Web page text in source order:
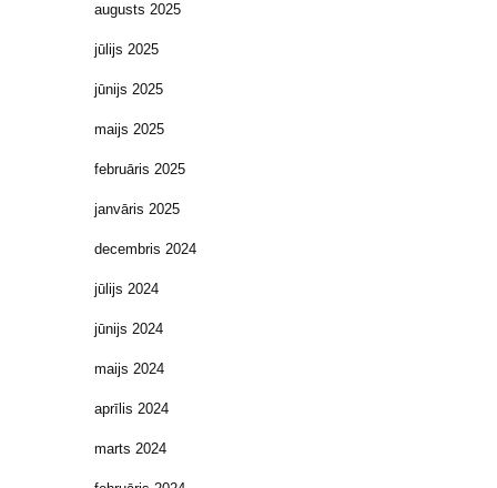
augusts 2025
jūlijs 2025
jūnijs 2025
maijs 2025
februāris 2025
janvāris 2025
decembris 2024
jūlijs 2024
jūnijs 2024
maijs 2024
aprīlis 2024
marts 2024